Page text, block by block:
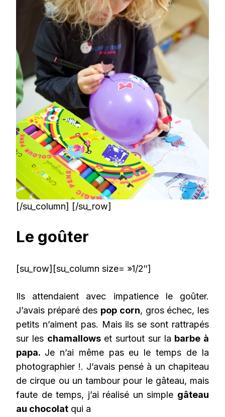
[/su_column] [/su_row]
Le goûter
[su_row][su_column size= »1/2″]
Ils attendaient avec impatience le goûter.
J’avais préparé des pop corn, gros échec, les
petits n’aiment pas. Mais ils se sont rattrapés
sur les chamallowset surtout sur la barbe à
papa. Je n’ai même pas eu le temps de la
photographier !. J’avais pensé à un chapiteau
de cirque ou un tambour pour le gâteau, mais
faute de temps, j’ai réalisé un simple gâteau
au chocolat qui a